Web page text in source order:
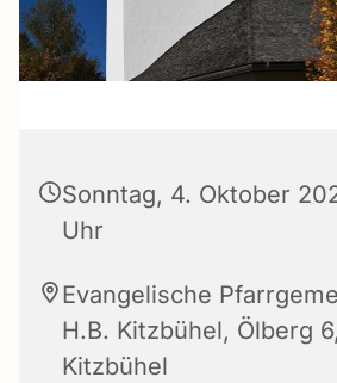
Sonntag, 4. Oktober
Uhr
Evangelische
H.B. Kitzbühel, Ölberg
Kitzbühel